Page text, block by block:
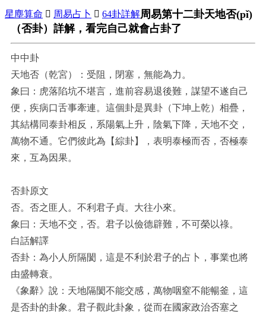
星塵算命  周易占卜  64卦詳解周易第十二卦天地否(pǐ)
（否卦）詳解，看完自己就會占卦了
中中卦
天地否（乾宮）：受阻，閉塞，無能為力。
象曰：虎落陷坑不堪言，進前容易退後難，謀望不遂自己
便，疾病口舌事牽連。這個卦是異卦（下坤上乾）相疊，
其結構同泰卦相反，系陽氣上升，陰氣下降，天地不交，
萬物不通。它們彼此為【綜卦】，表明泰極而否，否極泰
來，互為因果。
否卦原文
否。否之匪人。不利君子貞。大往小來。
象曰：天地不交，否。君子以儉德辟難，不可榮以祿。
白話解譯
否卦：為小人所隔閡，這是不利於君子的占卜，事業也將
由盛轉衰。
《象辭》說：天地隔閡不能交感，萬物咽窒不能暢釜，這
是否卦的卦象。君子觀此卦象，從而在國家政治否塞之